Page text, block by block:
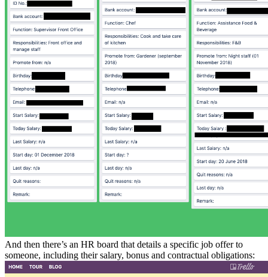
And then there’s an HR board that details a specific job offer to
someone, including their salary, bonus and contractual obligations: